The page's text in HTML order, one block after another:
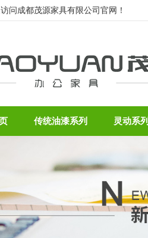
问成都茂源家具有限公司官网！
传统油漆系列 灵动系列